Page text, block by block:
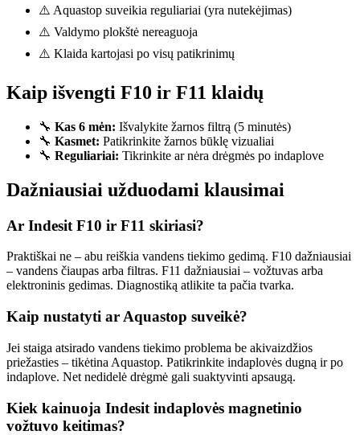
⚠️ Aquastop suveikia reguliariai (yra nutekėjimas)
⚠️ Valdymo plokštė nereaguoja
⚠️ Klaida kartojasi po visų patikrinimų
Kaip išvengti F10 ir F11 klaidų
🔧 Kas 6 mėn: Išvalykite žarnos filtrą (5 minutės)
🔧 Kasmet: Patikrinkite žarnos būklę vizualiai
🔧 Reguliariai: Tikrinkite ar nėra drėgmės po indaplove
Dažniausiai užduodami klausimai
Ar Indesit F10 ir F11 skiriasi?
Praktiškai ne – abu reiškia vandens tiekimo gedimą. F10 dažniausiai
– vandens čiaupas arba filtras. F11 dažniausiai – vožtuvas arba
elektroninis gedimas. Diagnostiką atlikite ta pačia tvarka.
Kaip nustatyti ar Aquastop suveikė?
Jei staiga atsirado vandens tiekimo problema be akivaizdžios
priežasties – tikėtina Aquastop. Patikrinkite indaplovės dugną ir po
indaplove. Net nedidelė drėgmė gali suaktyvinti apsaugą.
Kiek kainuoja Indesit indaplovės magnetinio
vožtuvo keitimas?